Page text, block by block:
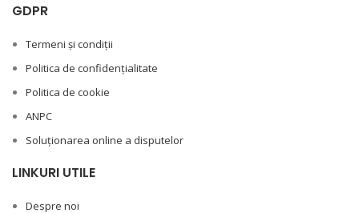
GDPR
Termeni și condiții
Politica de confidențialitate
Politica de cookie
ANPC
Soluționarea online a disputelor
LINKURI UTILE
Despre noi